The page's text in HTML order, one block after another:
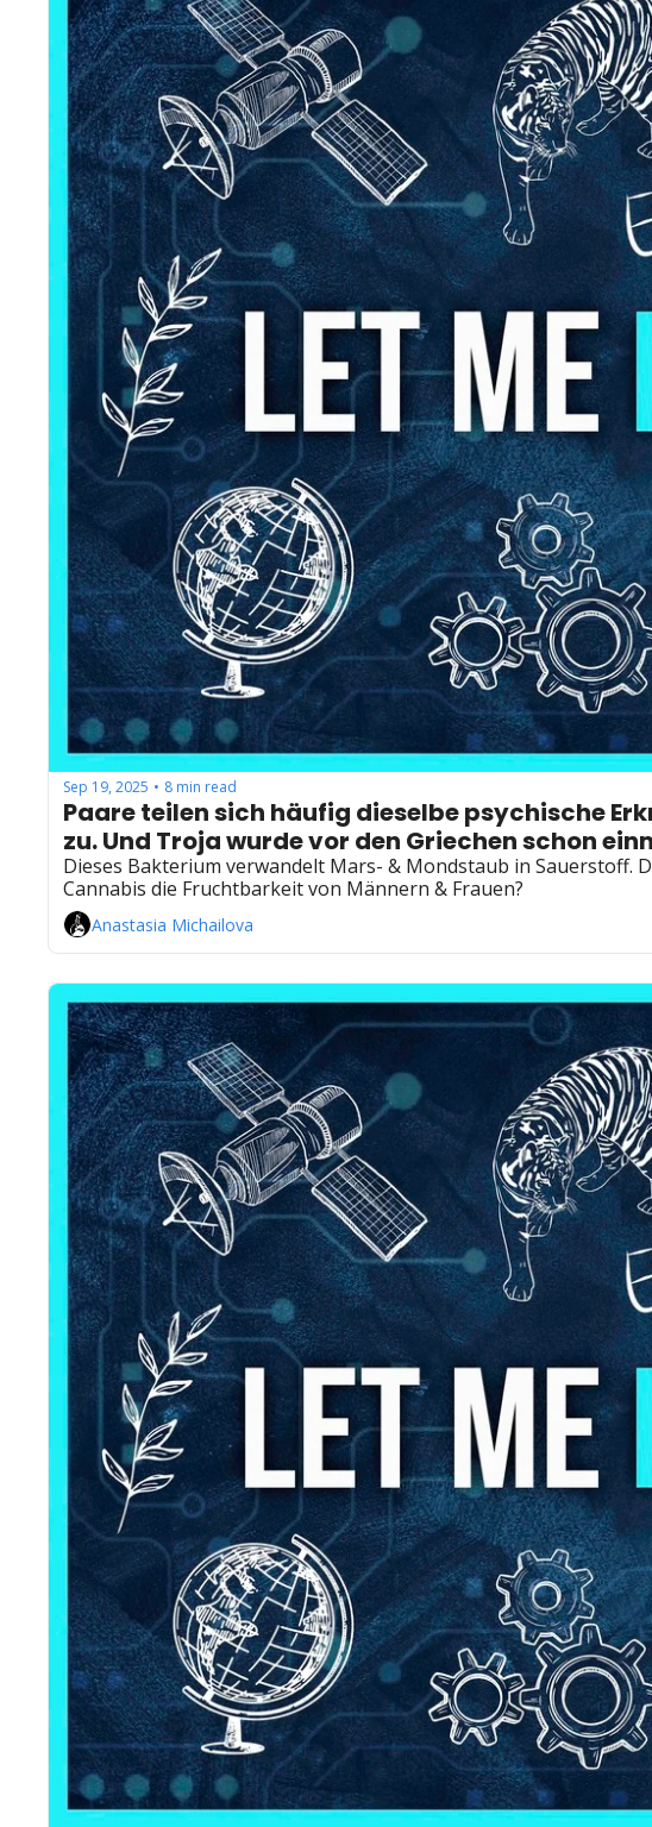
Sep 19, 2025 • 8 min read
Paare teilen sich häufig dieselbe psychische
zu. Und Troja wurde vor den Griechen schon
Dieses Bakterium verwandelt Mars- & Mondstaub in Sauerstoff.
Cannabis die Fruchtbarkeit von Männern & Frauen?
Anastasia Michailova